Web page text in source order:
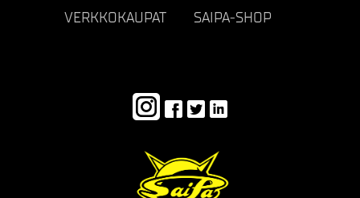
VERKKOKAUPAT
SAIPA-SHOP